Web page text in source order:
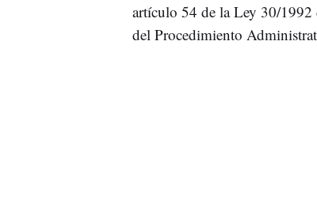
artículo 54 de la Ley 30/1992
del Procedimiento